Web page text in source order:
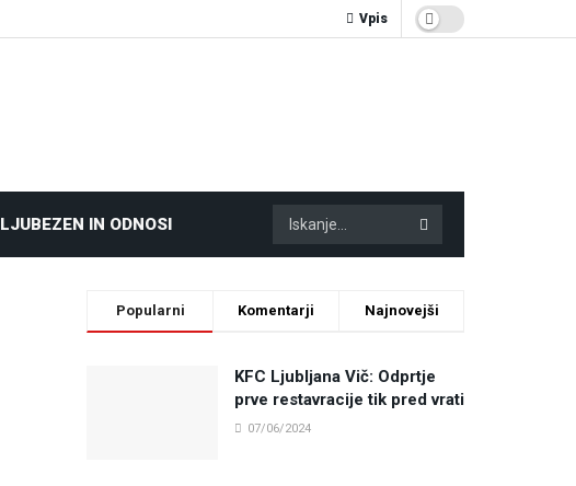
Vpis
LJUBEZEN IN ODNOSI
Popularni Komentarji Najnovejši
KFC Ljubljana Vič: Odprtje
prve restavracije tik pred vrati
07/06/2024